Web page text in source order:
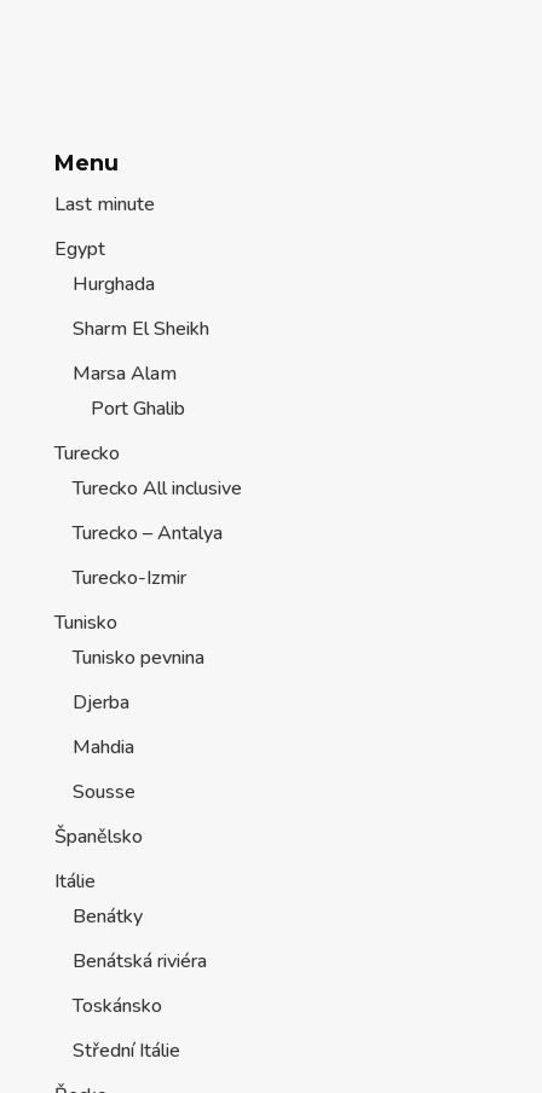
Menu
Last minute
Egypt
Hurghada
Sharm El Sheikh
Marsa Alam
Port Ghalib
Turecko
Turecko All inclusive
Turecko – Antalya
Turecko-Izmir
Tunisko
Tunisko pevnina
Djerba
Mahdia
Sousse
Španělsko
Itálie
Benátky
Benátská riviéra
Toskánsko
Střední Itálie